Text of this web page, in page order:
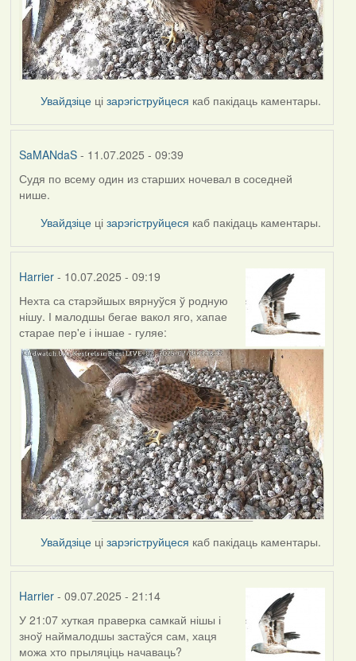
Увайдзіце цізарэгіструйцеся каб пакідаць каментары.
SaMANdaS- 11.07.2025 - 09:39
Судя по всему один из старших ночевал в соседней
нише.
Увайдзіце цізарэгіструйцеся каб пакідаць каментары.
Harrier- 10.07.2025 - 09:19
Нехта са старэйшых вярнуўся ў родную
нішу. І малодшы бегае вакол яго, хапае
старае пер'е і іншае - гуляе:
Увайдзіце цізарэгіструйцеся каб пакідаць каментары.
Harrier- 09.07.2025 - 21:14
У 21:07 хуткая праверка самкай нішы і
зноў наймалодшы застаўся сам, хаця
можа хто прыляціць начаваць?